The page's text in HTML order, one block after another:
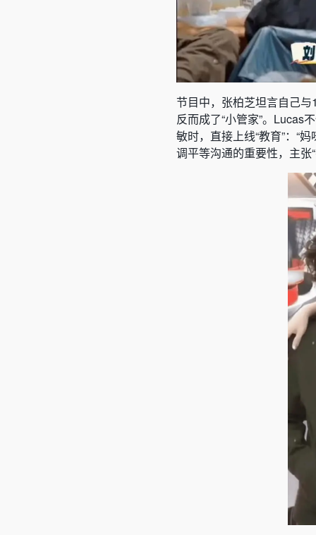
节目中，张柏芝坦言自己与
反而成了“小管家”。Lucas
敏时，直接上线“教育”：“
调平等沟通的重要性，主张